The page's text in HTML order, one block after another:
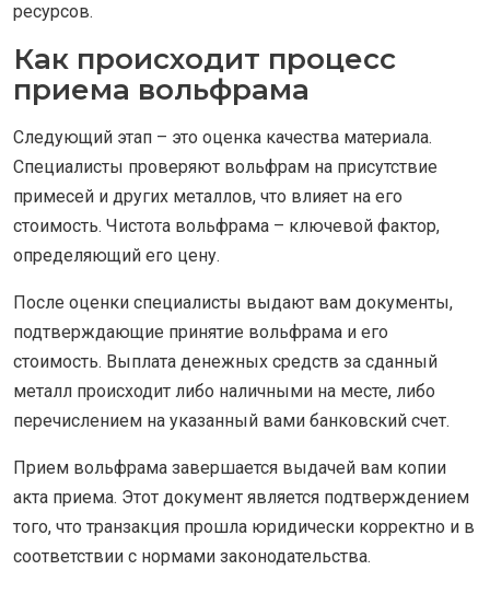
ресурсов.
Как происходит процесс
приема вольфрама
Следующий этап – это оценка качества материала.
Специалисты проверяют вольфрам на присутствие
примесей и других металлов, что влияет на его
стоимость. Чистота вольфрама – ключевой фактор,
определяющий его цену.
После оценки специалисты выдают вам документы,
подтверждающие принятие вольфрама и его
стоимость. Выплата денежных средств за сданный
металл происходит либо наличными на месте, либо
перечислением на указанный вами банковский счет.
Прием вольфрама завершается выдачей вам копии
акта приема. Этот документ является подтверждением
того, что транзакция прошла юридически корректно и в
соответствии с нормами законодательства.